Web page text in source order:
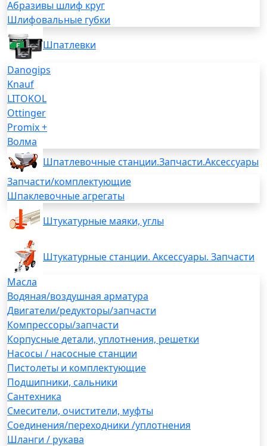
Абразивы шлиф круг
Шлифовальные губки
Шпатлевки
Danogips
Knauf
LITOKOL
Ottinger
Promix +
Волма
Шпатлевочные станции.Запчасти.Аксессуары
Запчасти/комплектующие
Шпаклевочные агрегаты
Штукатурные маяки, углы
Штукатурные станции. Аксессуары. Запчасти
Масла
Водяная/воздушная арматура
Двигатели/редукторы/запчасти
Компрессоры/запчасти
Корпусные детали, уплотнения, решетки
Насосы / насосные станции
Пистолеты и комплектующие
Подшипники, сальники
Сантехника
Смесители, очистители, муфты
Соединения/переходники /уплотнения
Шланги / рукава